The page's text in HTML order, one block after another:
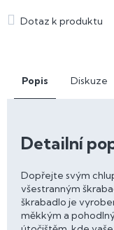
Popis Diskuze
Detailní
Dopřejte svým
všestranným
škrabadlo je
měkkým a